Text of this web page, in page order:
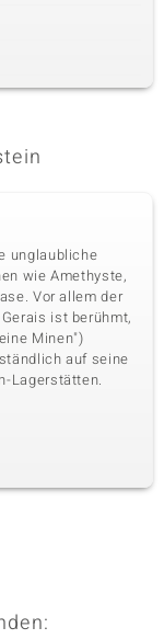
unglaubliche
wie Amethyste,
Vor allem der
ist berühmt,
Minen")
auf seine
Lagerstätten.